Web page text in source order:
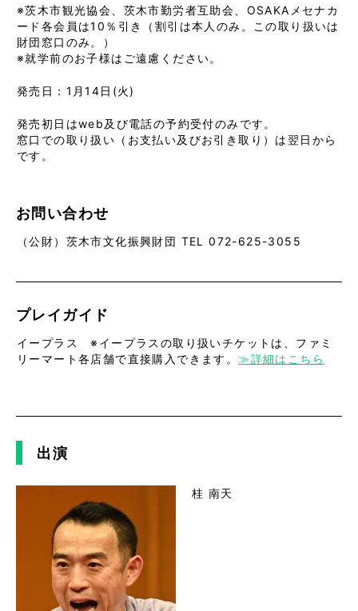
※茨木市観光協会、茨木市勤労者互助会、OSAKAメセナカ
ード各会員は10％引き（割引は本人のみ。この取り扱いは
財団窓口のみ。）
※就学前のお子様はご遠慮ください。
発売日：1月14日(火)
発売初日はweb及び電話の予約受付のみです。
窓口での取り扱い（お支払い及びお引き取り）は翌日から
です。
お問い合わせ
（公財）茨木市文化振興財団 TEL 072-625-3055
プレイガイド
イープラス ※イープラスの取り扱いチケットは、ファミ
リーマート各店舗で直接購入できます。≫詳細はこちら
出演
桂 南天